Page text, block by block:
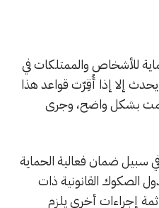
للأشخاص والممتلكات في
إلا إذا أُقِرّت قواعد هذا
بشكل واضح، وجرى
سبيل ضمان فعالية الحماية
الصكوك القانونية ذات
إجراءات أخرى يلزم